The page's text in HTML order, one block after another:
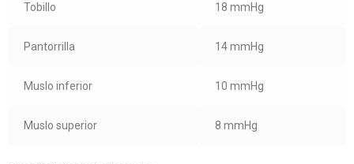
Tobillo 18 mmHg
Pantorrilla 14 mmHg
Muslo inferior 10 mmHg
Muslo superior 8 mmHg